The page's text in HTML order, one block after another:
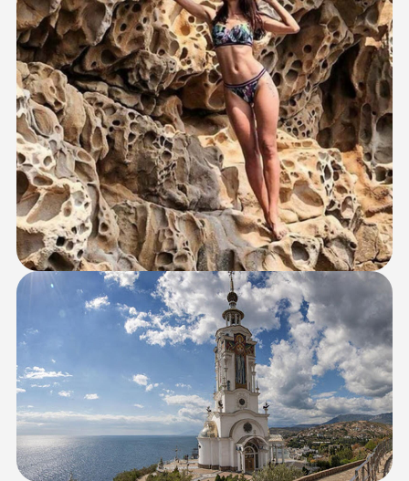
НАШИ ПРЕДЫДУЩИЕ
ПОЕЗДКИ